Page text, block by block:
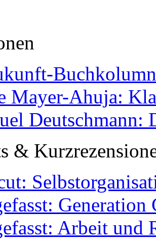
Mayer-Ahuja:
Deutschmann:
&
Generation
Arbeit und